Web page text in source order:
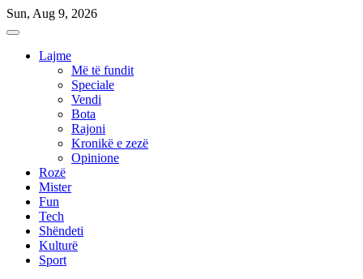
Skip
to
Sun, Aug 9, 2026
Lajme
Më të fundit
Speciale
Vendi
Bota
Rajoni
Kronikë e zezë
Opinione
Rozë
Mister
Fun
Tech
Shëndeti
Kulturë
Sport